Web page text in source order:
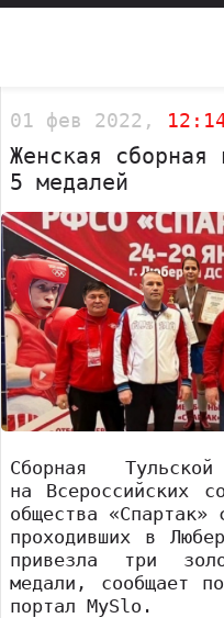
01 фев 2022,
Женская сборная
5 медалей
Сборная
на Всероссийских
общества
проходивших в
привезла три
медали, сообщает
портал MySlo.